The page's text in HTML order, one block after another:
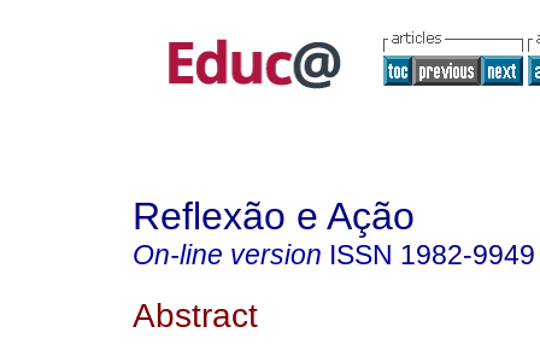
Reflexão e Ação
On-line version ISSN 1982-9949
Abstract